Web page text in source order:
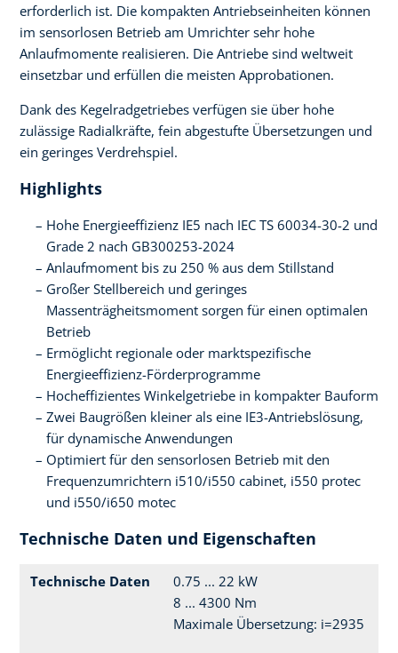
erforderlich ist. Die kompakten Antriebseinheiten können
im sensorlosen Betrieb am Umrichter sehr hohe
Anlaufmomente realisieren. Die Antriebe sind weltweit
einsetzbar und erfüllen die meisten Approbationen.
Dank des Kegelradgetriebes verfügen sie über hohe
zulässige Radialkräfte, fein abgestufte Übersetzungen und
ein geringes Verdrehspiel.
Highlights
Hohe Energieeffizienz IE5 nach IEC TS 60034-30-2 und
Grade 2 nach GB300253-2024
Anlaufmoment bis zu 250 % aus dem Stillstand
Großer Stellbereich und geringes
Massenträgheitsmoment sorgen für einen optimalen
Betrieb
Ermöglicht regionale oder marktspezifische
Energieeffizienz-Förderprogramme
Hocheffizientes Winkelgetriebe in kompakter Bauform
Zwei Baugrößen kleiner als eine IE3-Antriebslösung,
für dynamische Anwendungen
Optimiert für den sensorlosen Betrieb mit den
Frequenzumrichtern i510/i550 cabinet, i550 protec
und i550/i650 motec
Technische Daten und Eigenschaften
Technische Daten
0.75 ... 22 kW
8 ... 4300 Nm
Maximale Übersetzung: i=2935